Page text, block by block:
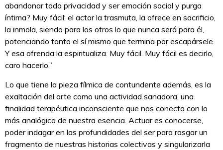
abandonar toda privacidad y ser emoción social y purga
íntima? Muy fácil: el actor la trasmuta, la ofrece en sacrificio,
la inmola, siendo para los otros lo que nunca será para él,
potenciando tanto el sí mismo que termina por escapársele.
Y esa ofrenda la espiritualiza. Muy fácil. Muy fácil es decirlo,
caro hacerlo.”
Lo que tiene la pieza fílmica de contundente además, es la
exaltación del arte como una actividad sanadora, una
finalidad terapéutica inconsciente que nos conecta con lo
más analógico de nuestra esencia. Actuar es conocerse,
poder indagar en las profundidades del ser para rasgar un
fragmento de nuestras historias colectivas y singularizarla